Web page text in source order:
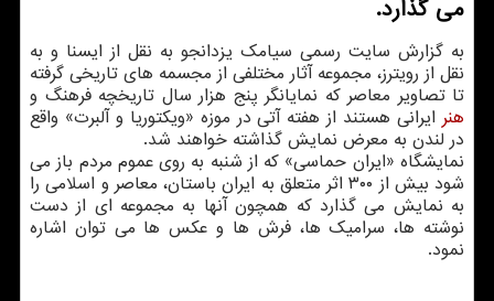
می گذارد.
به گزارش سایت رسمی سیامک یزدانجو به نقل از ایسنا و به
نقل از رویترز، مجموعه آثار مختلفی از مجسمه های تاریخی گرفته
تا تصاویر معاصر که نمایانگر پنج هزار سال تاریخچه فرهنگ و
هنر ایرانی هستند از هفته آتی در موزه «ویکتوریا و آلبرت» واقع
در لندن به معرض نمایش گذاشته خواهند شد.
نمایشگاه «ایران حماسی» که از شنبه به روی عموم مردم باز می
شود بیش از ۳۰۰ اثر متعلق به ایران باستان، معاصر و اسلامی را
به نمایش می گذارد که همچون آنها به مجموعه ای از دست
نوشته ها، سرامیک ها، فرش ها و عکس ها می توان اشاره
نمود.